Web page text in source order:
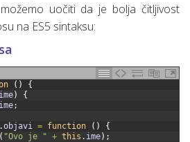
uočiti da je bolja čitljivost
na ES5 sintaksu:
( )
{
ime)
{
ime;
.objavi = function ( )
{
( "Ovo je " + this . ime) ;